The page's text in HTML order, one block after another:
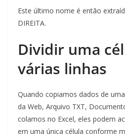
Este último nome é então
DIREITA.
Dividir uma
várias linhas
Quando copiamos dados de
da Web, Arquivo TXT,
colamos no Excel, eles podem
em uma única célula conforme